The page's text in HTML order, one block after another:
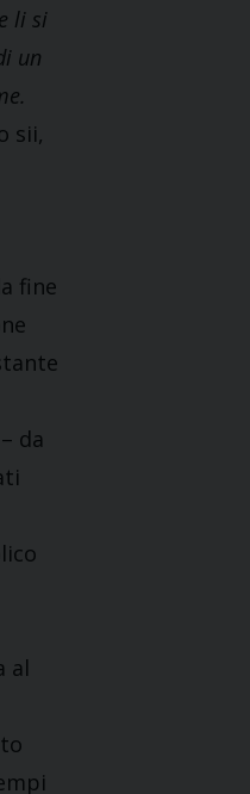
li si
un
sii,
fine
da
al